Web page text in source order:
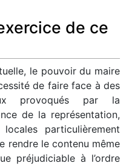
de ce
le pouvoir du maire
de faire face à des
provoqués par la
de la représentation,
particulièrement
rendre le contenu même
préjudiciable à l’ordre